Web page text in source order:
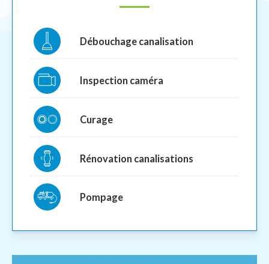
Débouchage canalisation
Inspection caméra
Curage
Rénovation canalisations
Pompage